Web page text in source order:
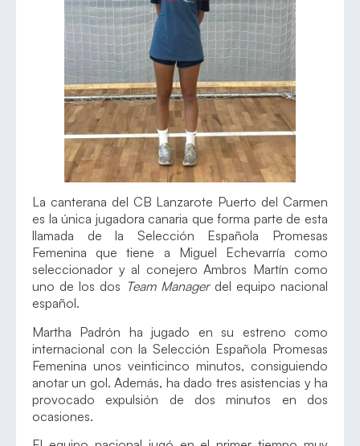
La canterana del CB Lanzarote Puerto del Carmen
es la única jugadora canaria que forma parte de esta
llamada de la Selección Española Promesas
Femenina que tiene a Miguel Echevarría como
seleccionador y al conejero Ambros Martín como
uno de los dos Team Managerdel equipo nacional
español.
Martha Padrón ha jugado en su estreno como
internacional con la Selección Española Promesas
Femenina unos veinticinco minutos, consiguiendo
anotar un gol. Además, ha dado tres asistencias y ha
provocado expulsión de dos minutos en dos
ocasiones.